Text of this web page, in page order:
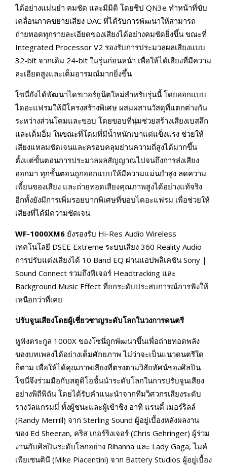
ได้อย่างแม่นยำ คมชัด และมีมิติ โดยชิป QN3e ทำหน้าที่ขับ
เคลื่อนภาคขยายเสียง DAC ที่ได้รับการพัฒนาให้สามารถ
ถ่ายทอดทุกรายละเอียดของเสียงได้อย่างคมชัดยิ่งขึ้น ขณะที่
Integrated Processor V2 รองรับการประมวลผลเสียงแบบ
32-bit จากเดิม 24-bit ในรุ่นก่อนหน้า เพื่อให้ได้เสียงที่มีความ
ละเอียดสูงและเต็มอารมณ์มากยิ่งขึ้น
โซนี่ยังได้พัฒนาไดรเวอร์ยูนิตใหม่สำหรับรุ่นนี้ โดยออกแบบ
ไดอะแฟรมให้มีโครงสร้างพิเศษ ผสมผสานวัสดุที่แตกต่างกัน
ระหว่างส่วนโดมและขอบ โดยขอบที่นุ่มช่วยสร้างเสียงเบสลึก
และเต็มอิ่ม ในขณะที่โดมที่มีน้ำหนักเบาแต่แข็งแรง ช่วยให้
เสียงแหลมชัดเจนและครอบคลุมย่านความถี่สูงได้มากขึ้น
ตั้งแต่ขั้นตอนการประมวลผลสัญญาณไปจนถึงการส่งเสียง
ออกมา ทุกขั้นตอนถูกออกแบบให้มีความแม่นยำสูง ลดความ
เพี้ยนของเสียง และถ่ายทอดเสียงคุณภาพสูงได้อย่างแท้จริง
อีกทั้งยังมีการเพิ่มรอยบากพิเศษที่ขอบไดอะแฟรม เพื่อช่วยให้
เสียงที่ได้มีความชัดเจน
WF-1000XM6 ยังรองรับ Hi-Res Audio Wireless
เทคโนโลยี DSEE Extreme ระบบเสียง 360 Reality Audio
การปรับแต่งเสียงได้ 10 Band EQ ผ่านแอปพลิเคชัน Sony |
Sound Connect รวมถึงฟีเจอร์ Headtracking และ
Background Music Effect ที่ยกระดับประสบการณ์การฟังให้
เหนือกว่าที่เคย
ปรับจูนเสียงโดยผู้เชี่ยวชาญระดับโลกในวงการดนตรี
หูฟังตระกูล 1000X ของโซนี่ถูกพัฒนาขึ้นเพื่อถ่ายทอดพลัง
ของบทเพลงได้อย่างเต็มศักยภาพ ไม่ว่าจะเป็นแนวดนตรีใด
ก็ตาม เพื่อให้ได้คุณภาพเสียงที่ตรงตามวิสัยทัศน์ของศิลปิน
โซนี่จึงร่วมมือกับสตูดิโอชั้นนำระดับโลกในการปรับจูนเสียง
อย่างพิถีพิถัน โดยได้รับคำแนะนำจากทีมวิศวกรเสียงระดับ
รางวัลแกรมมี่ ทั้งผู้ชนะและผู้เข้าชิง อาทิ แรนดี้ เมอร์ริลล์
(Randy Merrill) จาก Sterling Sound ผู้อยู่เบื้องหลังผลงาน
ของ Ed Sheeran, คริส เกอร์ริงเจอร์ (Chris Gehringer) ผู้ร่วม
งานกับศิลปินระดับโลกอย่าง Rihanna และ Lady Gaga, ไมค์
เพียเซนตินี (Mike Piacentini) จาก Battery Studios ผู้อยู่เบื้อง